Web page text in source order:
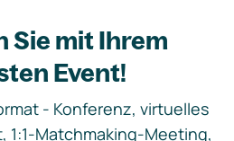
Sie mit Ihrem
Event!
- Konferenz, virtuelles
1:1-Matchmaking-Meeting,